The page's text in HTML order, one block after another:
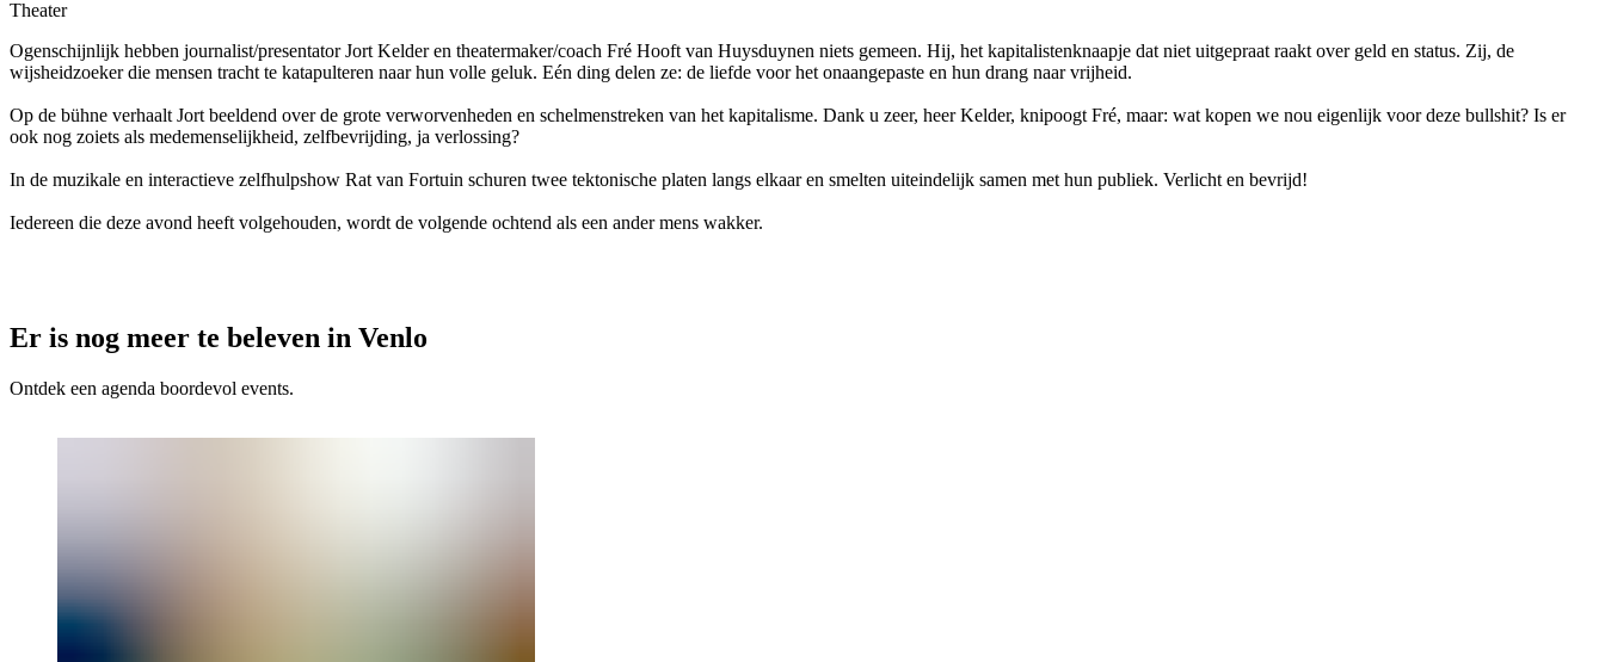
Theater
Ogenschijnlijk hebben journalist/presentator Jort Kelder en theatermaker/coach Fré Hooft van Huysduynen niets gemeen. Hij, het kapitalistenknaapje dat niet uitgepraat raakt over geld en status. Zij, de
wijsheidzoeker die mensen tracht te katapulteren naar hun volle geluk. Eén ding delen ze: de liefde voor het onaangepaste en hun drang naar vrijheid.
Op de bühne verhaalt Jort beeldend over de grote verworvenheden en schelmenstreken van het kapitalisme. Dank u zeer, heer Kelder, knipoogt Fré, maar: wat kopen we nou eigenlijk voor deze bullshit? Is er
ook nog zoiets als medemenselijkheid, zelfbevrijding, ja verlossing?
In de muzikale en interactieve zelfhulpshow Rat van Fortuin schuren twee tektonische platen langs elkaar en smelten uiteindelijk samen met hun publiek. Verlicht en bevrijd!
Iedereen die deze avond heeft volgehouden, wordt de volgende ochtend als een ander mens wakker.
Er is nog meer te beleven in Venlo
Ontdek een agenda boordevol events.